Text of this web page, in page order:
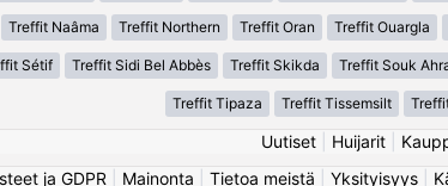
Treffit Naâma Treffit Northern Treffit Oran Treffit Ouargla
Sétif Treffit Sidi Bel Abbès Treffit Skikda Treffit Souk
Treffit Tipaza Treffit Tissemsilt
Uutiset Huijarit
ja GDPR
Mainonta Tietoa meistä Yksityisyys|